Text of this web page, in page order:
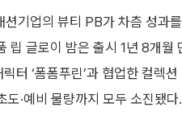
기업의 뷰티 PB가 차츰 성과
립 글로이 밤은 출시 1년 8개월
터 ‘폼폼푸린’과 협업한 컬렉션
·예비 물량까지 모두 소진됐다.